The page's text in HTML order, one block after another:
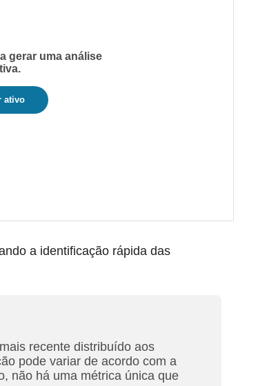
gerar uma análise
ativo
a identificação rápida das
recente distribuído aos
pode variar de acordo com a
não há uma métrica única que